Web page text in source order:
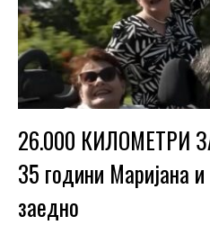
26.000 КИЛОМЕТРИ
35 години Маријана
заедно